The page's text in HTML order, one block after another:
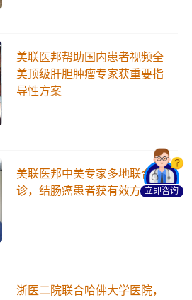
美联医邦帮助国内患者视频全
美顶级肝胆肿瘤专家获重要指
导性方案
美联医邦中美专家多地联合会
诊，结肠癌患者获有效方案
浙医二院联合哈佛大学医院，
立即咨询